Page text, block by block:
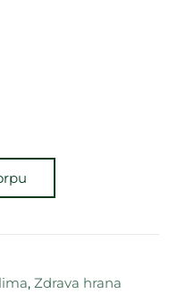
, Zdrava hrana